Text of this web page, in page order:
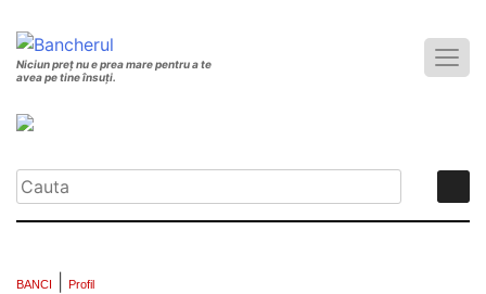
Niciun preț nu e prea mare pentru a te
avea pe tine însuți.
BANCI Profil